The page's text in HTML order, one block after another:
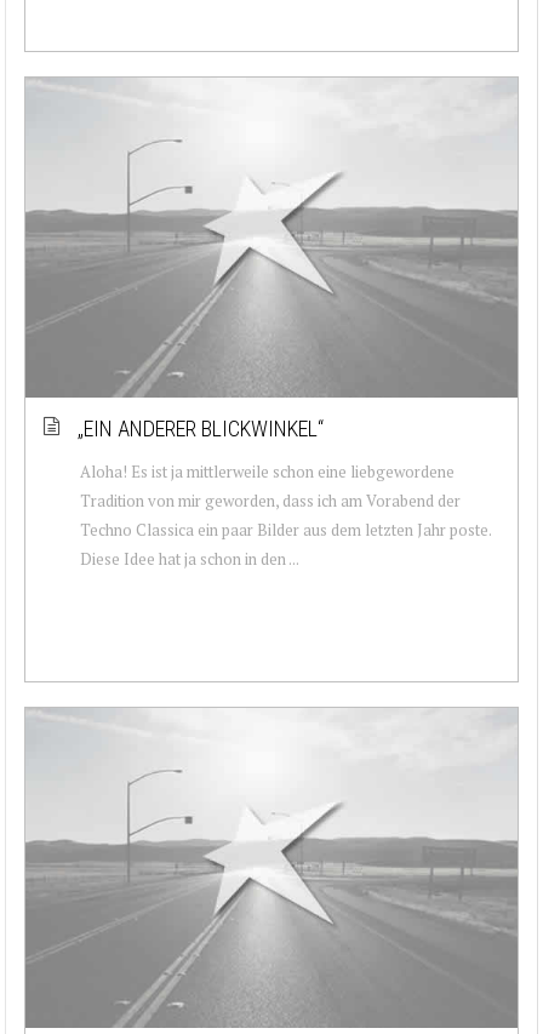
„EIN ANDERER BLICKWINKEL“
Aloha! Es ist ja mittlerweile schon eine liebgewordene
Tradition von mir geworden, dass ich am Vorabend der
Techno Classica ein paar Bilder aus dem letzten Jahr poste.
Diese Idee hat ja schon in den ...